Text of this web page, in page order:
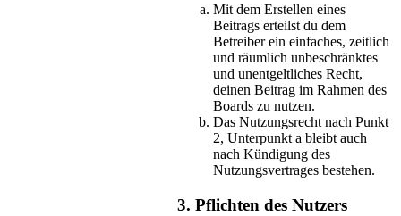
Mit dem Erstellen eines
Beitrags erteilst du dem
Betreiber ein einfaches, zeitlich
und räumlich unbeschränktes
und unentgeltliches Recht,
deinen Beitrag im Rahmen des
Boards zu nutzen.
Das Nutzungsrecht nach Punkt
2, Unterpunkt a bleibt auch
nach Kündigung des
Nutzungsvertrages bestehen.
3. Pflichten des Nutzers